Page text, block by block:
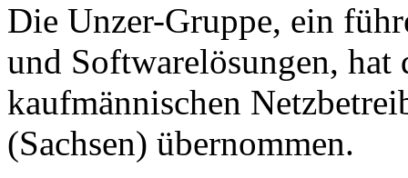
Die Unzer-Gruppe, ein
und Softwarelösungen, hat
kaufmännischen
(Sachsen) übernommen.